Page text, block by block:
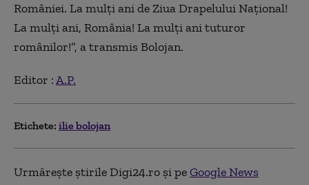
României. La mulţi ani de Ziua Drapelului Naţional!
La mulţi ani, România! La mulţi ani tuturor
românilor!”, a transmis Bolojan.
Editor :A.P.
Etichete: ilie bolojan
Urmărește știrile Digi24.ro și peGoogle News